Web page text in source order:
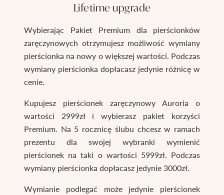
Lifetime upgrade
Wybierając Pakiet Premium dla pierścionków
zaręczynowych otrzymujesz możliwość wymiany
pierścionka na nowy o większej wartości. Podczas
wymiany pierścionka dopłacasz jedynie różnicę w
cenie.
Kupujesz pierścionek zaręczynowy Auroria o
wartości 2999zł i wybierasz pakiet korzyści
Premium. Na 5 rocznicę ślubu chcesz w ramach
prezentu dla swojej wybranki wymienić
pierścionek na taki o wartości 5999zł. Podczas
wymiany pierścionka dopłacasz jedynie 3000zł.
Wymianie podlegać może jedynie pierścionek